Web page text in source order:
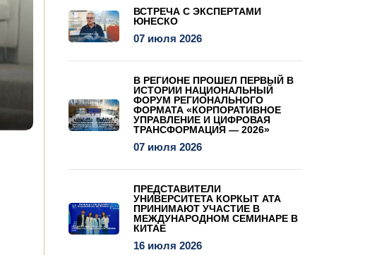
ВСТРЕЧА С ЭКСПЕРТАМИ
ЮНЕСКО
07 июля 2026
В РЕГИОНЕ ПРОШЕЛ ПЕРВЫЙ В
ИСТОРИИ НАЦИОНАЛЬНЫЙ
ФОРУМ РЕГИОНАЛЬНОГО
ФОРМАТА «КОРПОРАТИВНОЕ
УПРАВЛЕНИЕ И ЦИФРОВАЯ
ТРАНСФОРМАЦИЯ — 2026»
07 июля 2026
ПРЕДСТАВИТЕЛИ
УНИВЕРСИТЕТА КОРКЫТ АТА
ПРИНИМАЮТ УЧАСТИЕ В
МЕЖДУНАРОДНОМ СЕМИНАРЕ В
КИТАЕ
16 июля 2026